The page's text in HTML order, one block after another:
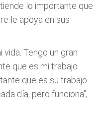
lo importante que
le apoya en sus
vida. Tengo un gran
que es mi trabajo
que es su trabajo
día, pero funciona",